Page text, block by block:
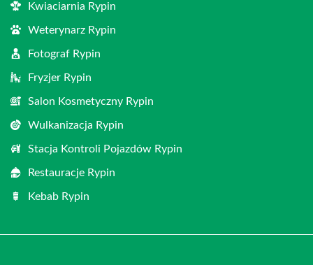
Kwiaciarnia Rypin
Weterynarz Rypin
Fotograf Rypin
Fryzjer Rypin
Salon Kosmetyczny Rypin
Wulkanizacja Rypin
Stacja Kontroli Pojazdów Rypin
Restauracje Rypin
Kebab Rypin